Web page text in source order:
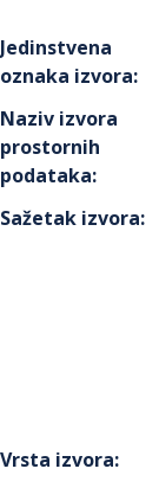
Jedinstvena
oznaka izvora:
Naziv izvora
prostornih
podataka:
Sažetak izvora:
Vrsta izvora: